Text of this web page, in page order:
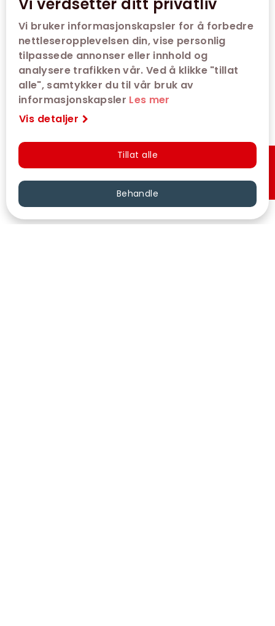
Vi bruker informasjonskapsler for å forbedre
nettleseropplevelsen din, vise personlig
tilpassede annonser eller innhold og
analysere trafikken vår. Ved å klikke "tillat
alle", samtykker du til vår bruk av
informasjonskapsler Les mer
Vis detaljer
Tillat alle
Behandle Hurtigkjøp